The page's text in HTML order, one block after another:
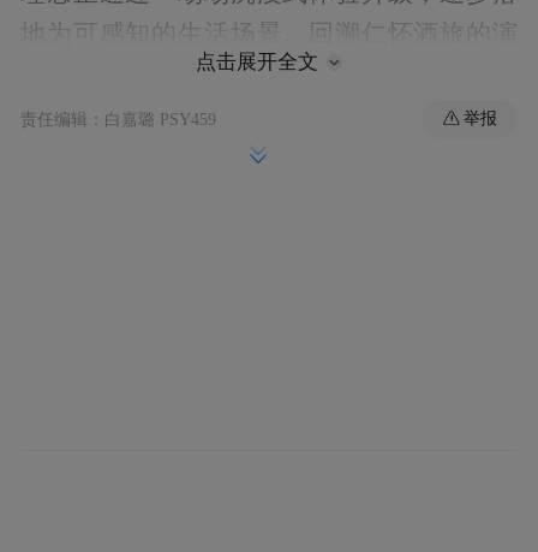
地为可感知的生活场景。回溯仁怀酒旅的演
进脉络，每一个标志性的节点，都是对酱酒
文化承载方式的升维，更是与规划目标一脉
点击展开全文
责任编辑：白嘉璐 PSY459 举报